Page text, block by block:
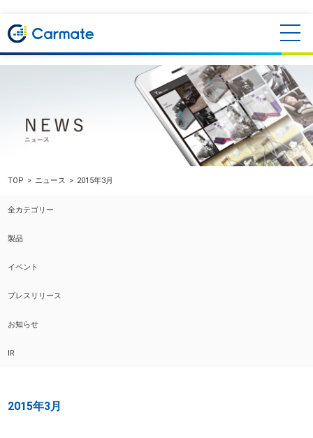
TOP ニュース 2015年3月
全カテゴリー
製品
イベント
プレスリリース
お知らせ
IR
2015年3月